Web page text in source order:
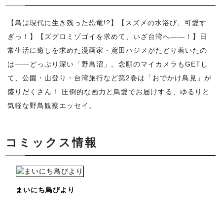
【鳥は現代に生き残った恐竜!?】【スズメの水浴び、可愛す
ぎっ！】【ズグロミゾゴイを求めて、いざ台湾へ――！】日
常生活に癒しを求めた漫画家・鳶田ハジメがたどり着いたの
は――どっぷり深い「野鳥沼」。念願のマイカメラもGETし
て、公園・山登り・台湾旅行など第2巻は「おでかけ鳥見」が
盛りだくさん！ 圧倒的な画力と鳥愛でお届けする、ゆるりと
気軽な野鳥観察エッセイ。
コミックス情報
まいにち鳥びより